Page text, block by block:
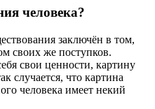
человека?
заключён в том,
своих же поступков.
свои ценности, картину
случается, что картина
человека имеет некий